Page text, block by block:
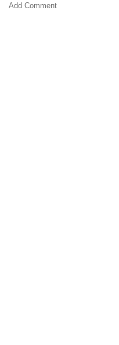
Add Comment